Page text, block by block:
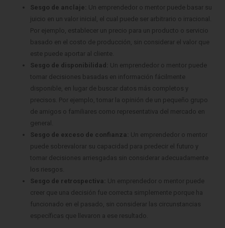
Sesgo de anclaje: Un emprendedor o mentor puede basar su
juicio en un valor inicial, el cual puede ser arbitrario o irracional.
Por ejemplo, establecer un precio para un producto o servicio
basado en el costo de producción, sin considerar el valor que
este puede aportar al cliente.
Sesgo de disponibilidad: Un emprendedor o mentor puede
tomar decisiones basadas en información fácilmente
disponible, en lugar de buscar datos más completos y
precisos. Por ejemplo, tomar la opinión de un pequeño grupo
de amigos o familiares como representativa del mercado en
general.
Sesgo de exceso de confianza: Un emprendedor o mentor
puede sobrevalorar su capacidad para predecir el futuro y
tomar decisiones arriesgadas sin considerar adecuadamente
los riesgos.
Sesgo de retrospectiva: Un emprendedor o mentor puede
creer que una decisión fue correcta simplemente porque ha
funcionado en el pasado, sin considerar las circunstancias
específicas que llevaron a ese resultado.